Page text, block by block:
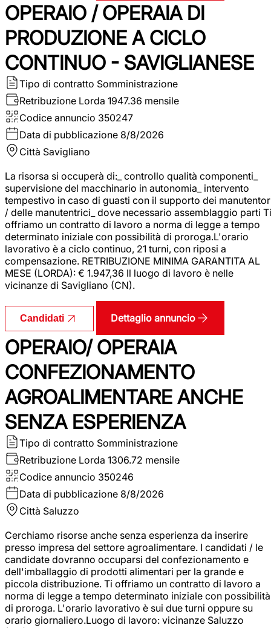
OPERAIO / OPERAIA DI
PRODUZIONE A CICLO
CONTINUO - SAVIGLIANESE
Tipo di contratto Somministrazione
Retribuzione Lorda 1947.36 mensile
Codice annuncio 350247
Data di pubblicazione 8/8/2026
Città Savigliano
La risorsa si occuperà di:_ controllo qualità componenti_
supervisione del macchinario in autonomia_ intervento
tempestivo in caso di guasti con il supporto dei
/ delle manutentrici_ dove necessario assemblaggio parti Ti
offriamo un contratto di lavoro a norma di legge a tempo
determinato iniziale con possibilità di proroga.L'orario
lavorativo è a ciclo continuo, 21 turni, con riposi a
compensazione. RETRIBUZIONE MINIMA GARANTITA AL
MESE (LORDA): € 1.947,36 Il luogo di lavoro è nelle
vicinanze di Savigliano (CN).
Candidati Dettaglio annuncio
OPERAIO/ OPERAIA
CONFEZIONAMENTO
AGROALIMENTARE ANCHE
SENZA ESPERIENZA
Tipo di contratto Somministrazione
Retribuzione Lorda 1306.72 mensile
Codice annuncio 350246
Data di pubblicazione 8/8/2026
Città Saluzzo
Cerchiamo risorse anche senza esperienza da inserire
presso impresa del settore agroalimentare. I candidati / le
candidate dovranno occuparsi del confezionamento e
dell'imballaggio di prodotti alimentari per la grande e
piccola distribuzione. Ti offriamo un contratto di lavoro a
norma di legge a tempo determinato iniziale con possibilità
di proroga. L'orario lavorativo è sui due turni oppure su
orario giornaliero.Luogo di lavoro: vicinanze Saluzzo